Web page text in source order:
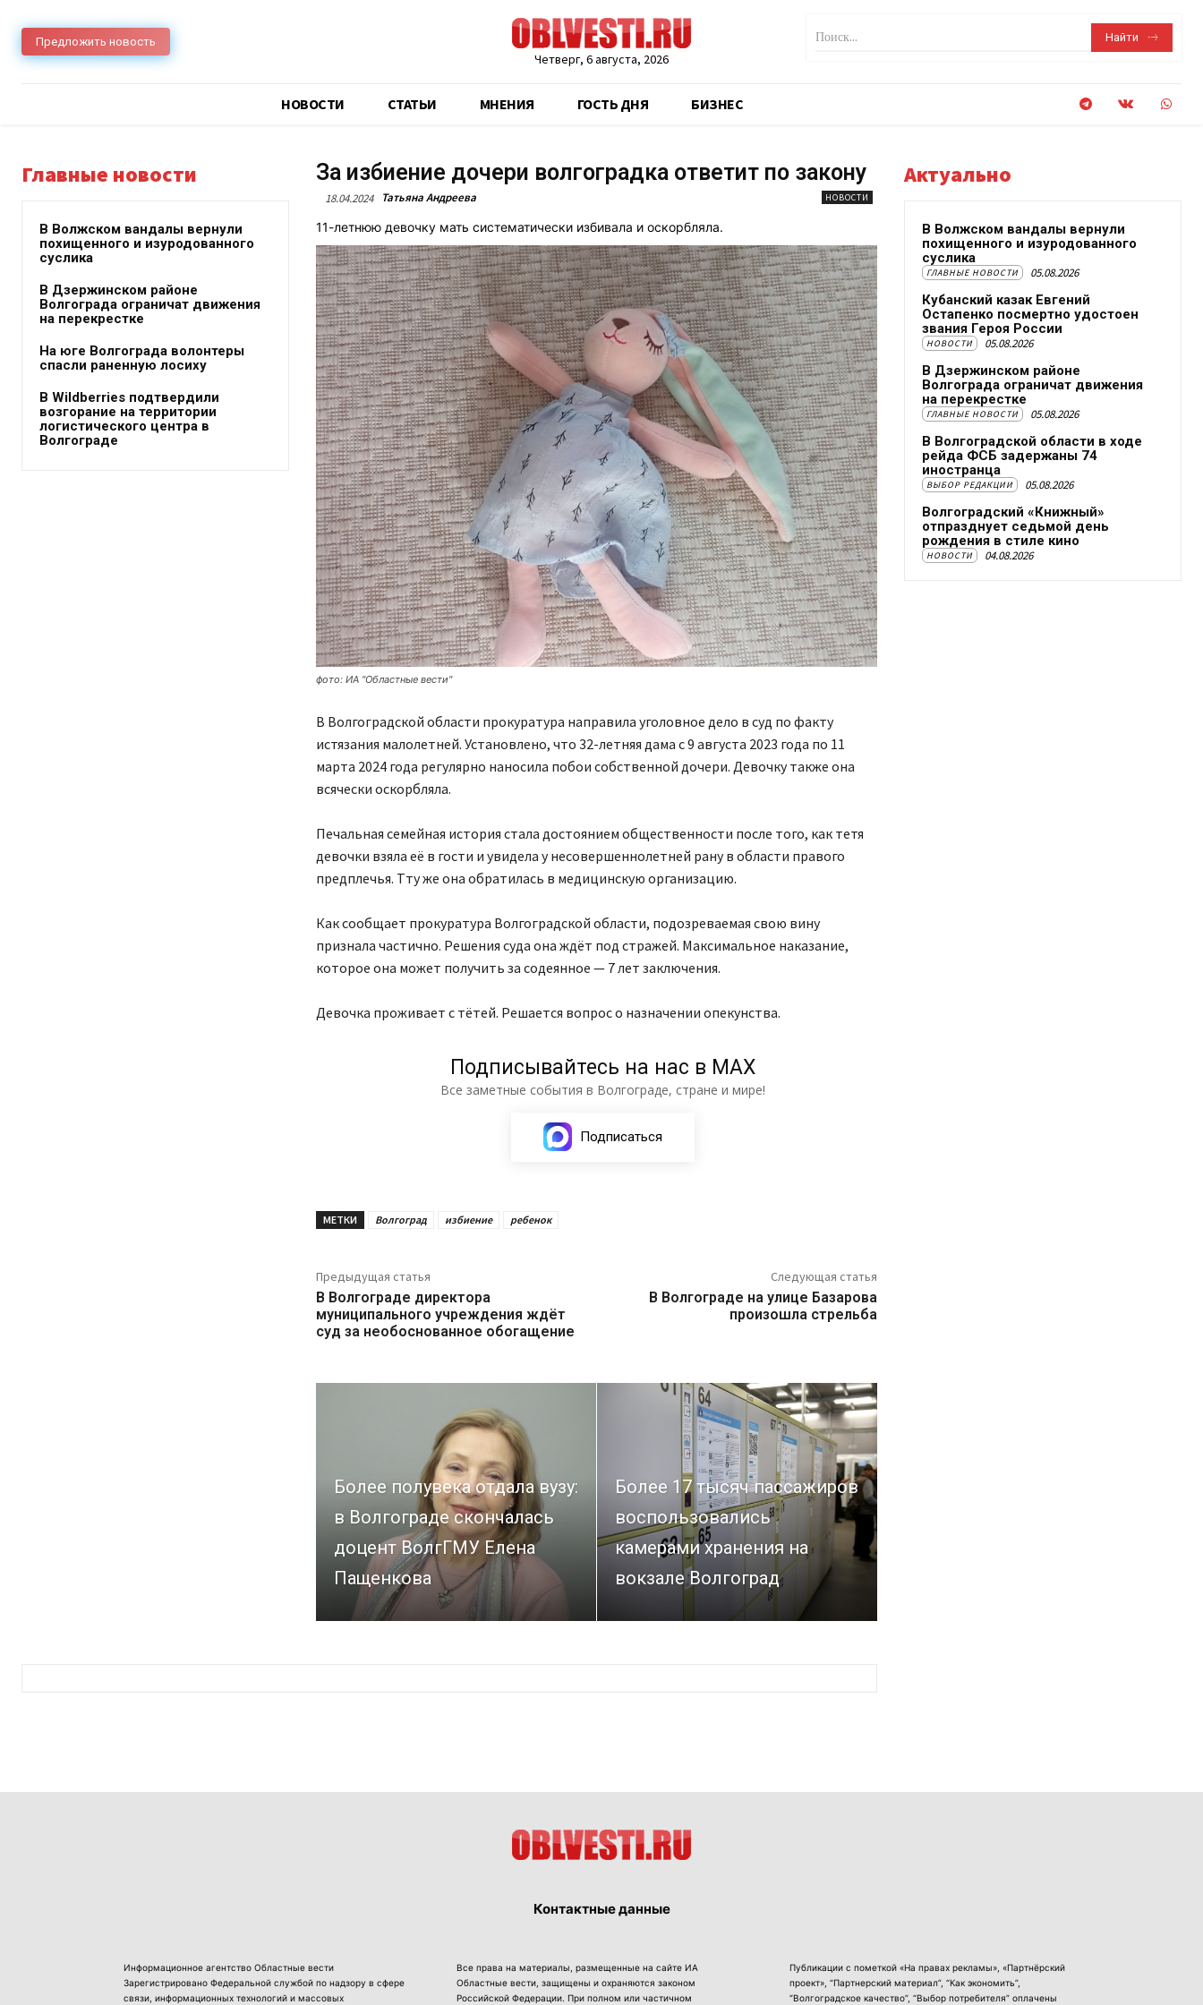
Предложить новость
Четверг, 6 августа, 2026
Поиск... Найти
НОВОСТИ CТАТЬИ МНЕНИЯ ГОСТЬ ДНЯ БИЗНЕС
Главные новости
В Волжском вандалы вернули
похищенного и изуродованного
суслика
В Дзержинском районе
Волгограда ограничат движения
на перекрестке
На юге Волгограда волонтеры
спасли раненную лосиху
В Wildberries подтвердили
возгорание на территории
логистического центра в
Волгограде
За избиение дочери волгоградка ответит по закону
18.04.2024 Татьяна Андреева НОВОСТИ
11-летнюю девочку мать систематически избивала и оскорбляла.
фото: ИА "Областные вести"
В Волгоградской области прокуратура направила уголовное дело в суд по факту
истязания малолетней. Установлено, что 32-летняя дама с 9 августа 2023 года по 11
марта 2024 года регулярно наносила побои собственной дочери. Девочку также она
всячески оскорбляла.
Печальная семейная история стала достоянием общественности после того, как тетя
девочки взяла её в гости и увидела у несовершеннолетней рану в области правого
предплечья. Тту же она обратилась в медицинскую организацию.
Как сообщает прокуратура Волгоградской области, подозреваемая свою вину
признала частично. Решения суда она ждёт под стражей. Максимальное наказание,
которое она может получить за содеянное — 7 лет заключения.
Девочка проживает с тётей. Решается вопрос о назначении опекунства.
Подписывайтесь на нас в МАХ
Все заметные события в Волгограде, стране и мире!
Подписаться
МЕТКИ Волгоград избиение ребенок
Предыдущая статья
В Волгограде директора
муниципального учреждения ждёт
суд за необоснованное обогащение
Следующая статья
В Волгограде на улице Базарова
произошла стрельба
Более полувека отдала вузу:
в Волгограде скончалась
доцент ВолгГМУ Елена
Пащенкова
Более 17 тысяч пассажиров
воспользовались
камерами хранения на
вокзале Волгоград
Актуально
В Волжском вандалы вернули
похищенного и изуродованного
суслика
ГЛАВНЫЕ НОВОСТИ 05.08.2026
Кубанский казак Евгений
Остапенко посмертно удостоен
звания Героя России
НОВОСТИ 05.08.2026
В Дзержинском районе
Волгограда ограничат движения
на перекрестке
ГЛАВНЫЕ НОВОСТИ 05.08.2026
В Волгоградской области в ходе
рейда ФСБ задержаны 74
иностранца
ВЫБОР РЕДАКЦИИ 05.08.2026
Волгоградский «Книжный»
отпразднует седьмой день
рождения в стиле кино
НОВОСТИ 04.08.2026
Контактные данные
Информационное агентство Областные вести
Зарегистрировано Федеральной службой по надзору в сфере
связи, информационных технологий и массовых
Все права на материалы, размещенные на сайте ИА
Областные вести, защищены и охраняются законом
Российской Федерации. При полном или частичном
Публикации с пометкой «На правах рекламы», «Партнёрский
проект», “Партнерский материал”, “Как экономить”,
“Волгоградское качество”, “Выбор потребителя” оплачены